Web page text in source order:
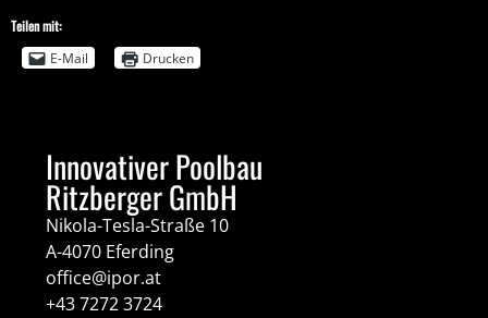
Teilen mit:
E-Mail
Drucken
Innovativer Poolbau
Ritzberger GmbH
Nikola-Tesla-Straße 10
A-4070 Eferding
office@ipor.at
+43 7272 3724